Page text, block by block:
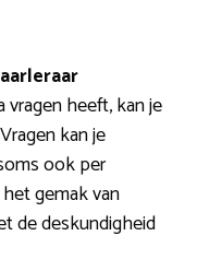
vragen heeft, kan je
kan je
ook per
gemak van
de deskundigheid